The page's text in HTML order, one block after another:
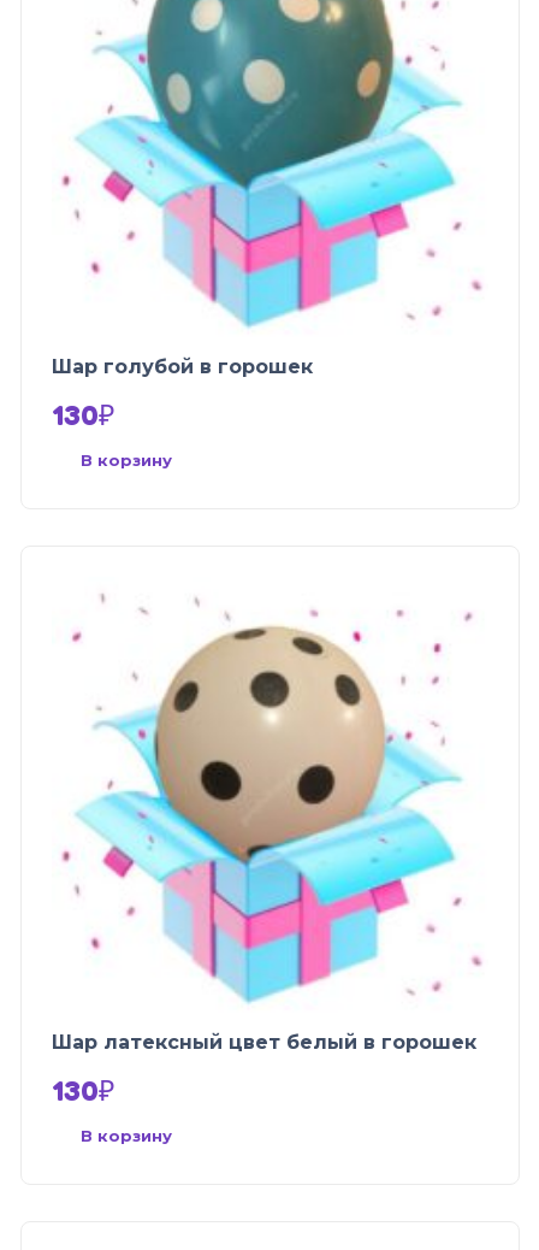
Шар голубой в горошек
130₽
В корзину
Шар латексный цвет белый в горошек
130₽
В корзину